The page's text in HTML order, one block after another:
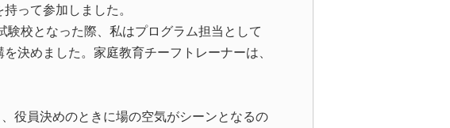
って参加しました。
校となった際、私はプログラム担当として
決めました。家庭教育チーフトレーナーは、
役員決めのときに場の空気がシーンとなるの